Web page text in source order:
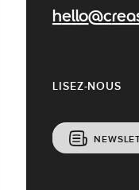
LISEZ-NOUS